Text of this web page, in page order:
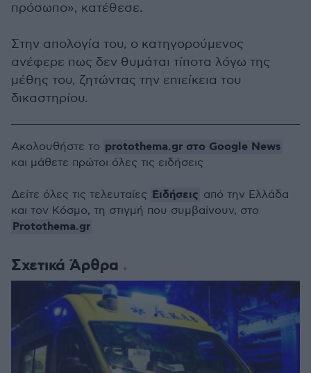
πρόσωπο», κατέθεσε.
Στην απολογία του, ο κατηγορούμενος
ανέφερε πως δεν θυμάται τίποτα λόγω της
μέθης του, ζητώντας την επιείκεια του
δικαστηρίου.
Σχετικά Άρθρα
Ακολουθήστε το protothema.gr στο Google News
και μάθετε πρώτοι όλες τις ειδήσεις
Δείτε όλες τις τελευταίες Ειδήσεις από την Ελλάδα
και τον Κόσμο, τη στιγμή που συμβαίνουν, στο
Protothema.gr